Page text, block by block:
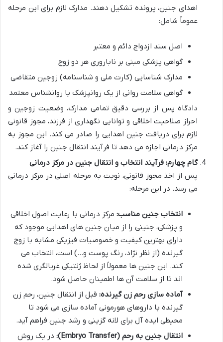
اهدای جنین، پرونده تشکیل دهند. مدارک لازم برای این مرحله
عموماً شامل:
اصل سند ازدواج دائم و معتبر
گواهی پزشکی مبنی بر ناباروری هر دو زوج
مدارک شناسایی (کارت ملی و شناسنامه) زوجین متقاضی
گواهی سلامت روانی از یک روانپزشک یا روانشناس معتمد
دادگاه پس از بررسی دقیق تمامی مدارک، وضعیت زوجین و
احراز صلاحیت اخلاقی و توانایی نگهداری از فرزند، مجوز قانونی
لازم برای دریافت جنین اهدایی را صادر می کند. این مجوز به
مرکز درمانی اجازه می دهد تا فرآیند انتقال جنین را آغاز کند.
گام چهارم: فرآیند انتخاب و انتقال جنین در مرکز درمانی
پس از اخذ مجوز قانونی، نوبت به مرحله اصلی در مرکز درمانی
می رسد. در این مرحله:
انتخاب جنین مناسب: مرکز درمانی با رعایت اصول اخلاقی
و پزشکی، جنینی را از میان جنین های اهدایی موجود که
دارای بهترین کیفیت و خصوصیات فیزیکی مشابه با زوج
گیرنده (از نظر نژاد، رنگ پوست و…) است، انتخاب می
کند. این جنین ها معمولاً از لحاظ ژنتیکی غربالگری شده
اند تا از سلامت آن ها اطمینان حاصل شود.
آماده سازی رحم زن گیرنده: قبل از انتقال جنین، رحم زن
گیرنده با داروهای هورمونی آماده سازی می شود تا
محیطی ایده آل برای لانه گزینی و رشد جنین فراهم آید.
انتقال جنین به رحم (Embryo Transfer):
در یک روش